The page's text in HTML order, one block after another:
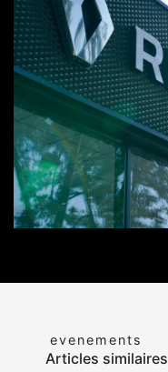
evenements
Articles similaires